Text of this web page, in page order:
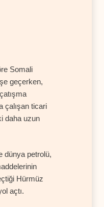
Somali
geçerken,
çalışan ticari
daha uzun
dünya petrolü,
Hürmüz
açtı.